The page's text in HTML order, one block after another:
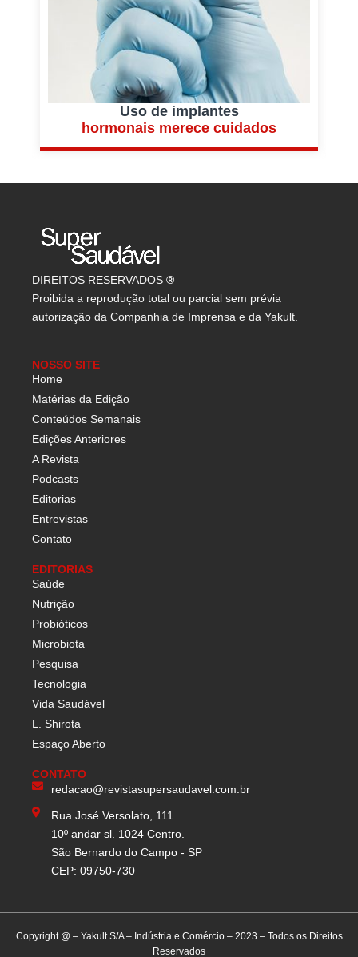
Uso de implantes
hormonais merece cuidados
DIREITOS RESERVADOS ®
Proibida a reprodução total ou parcial sem prévia
autorização da Companhia de Imprensa e da Yakult.
NOSSO SITE
Home
Matérias da Edição
Conteúdos Semanais
Edições Anteriores
A Revista
Podcasts
Editorias
Entrevistas
Contato
EDITORIAS
Saúde
Nutrição
Probióticos
Microbiota
Pesquisa
Tecnologia
Vida Saudável
L. Shirota
Espaço Aberto
CONTATO
redacao@revistasupersaudavel.com.br
Rua José Versolato, 111.
10º andar sl. 1024 Centro.
São Bernardo do Campo - SP
CEP: 09750-730
Copyright @ – Yakult S/A – Indústria e Comércio – 2023 – Todos os Direitos
Reservados